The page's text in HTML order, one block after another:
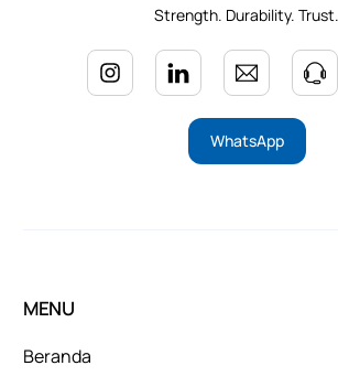
Strength. Durability. Trust.
WhatsApp
MENU
Beranda